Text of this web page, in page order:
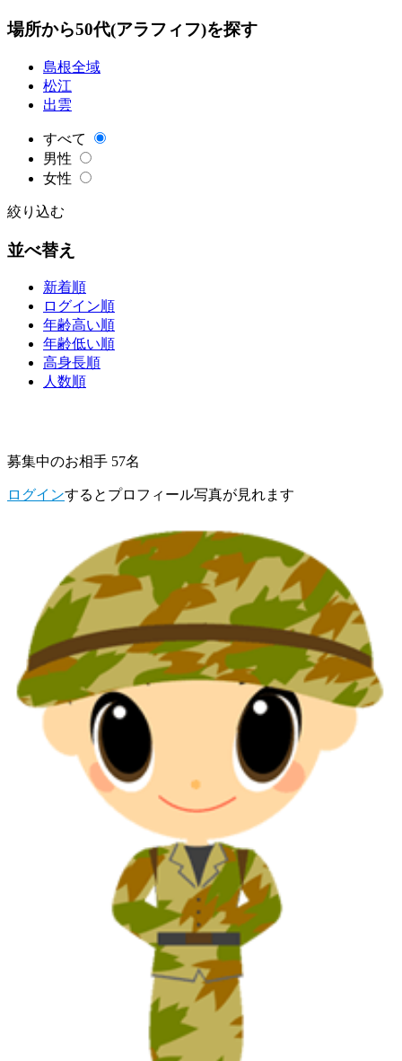
場所から50代(アラフィフ)を探す
島根全域
松江
出雲
すべて
男性
女性
絞り込む
並べ替え
新着順
ログイン順
年齢高い順
年齢低い順
高身長順
人数順
募集中のお相手 57名
ログインするとプロフィール写真が見れます